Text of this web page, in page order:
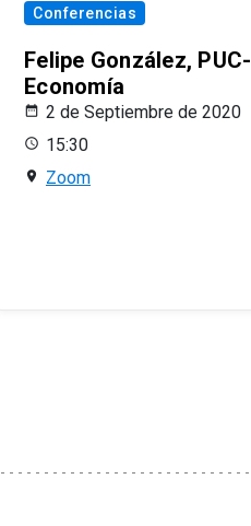
Conferencias
Felipe González, PUC-
Economía
2 de Septiembre de 2020
15:30
Zoom